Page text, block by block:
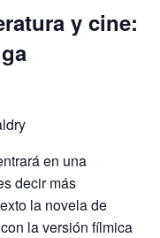
y cine:
en una
decir más
la novela de
la versión fílmica